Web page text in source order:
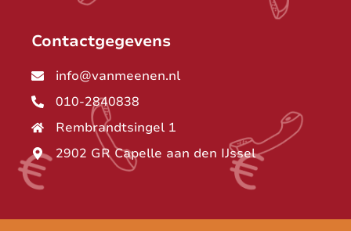
Contactgegevens
info@vanmeenen.nl
010-2840838
Rembrandtsingel 1
2902 GR Capelle aan den IJssel